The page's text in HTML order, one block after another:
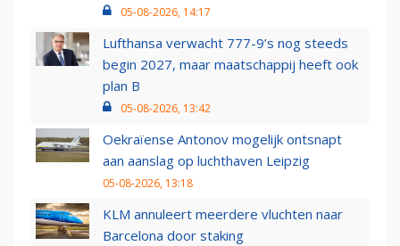
05-08-2026, 14:17
Lufthansa verwacht 777-9’s nog steeds
begin 2027, maar maatschappij heeft ook
plan B
05-08-2026, 13:42
Oekraïense Antonov mogelijk ontsnapt
aan aanslag op luchthaven Leipzig
05-08-2026, 13:18
KLM annuleert meerdere vluchten naar
Barcelona door staking